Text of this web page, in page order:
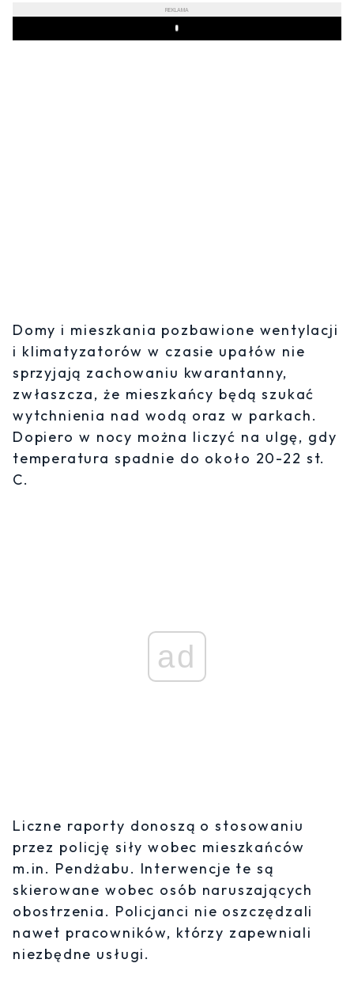
REKLAMA
Play
Domy i mieszkania pozbawione wentylacji
i klimatyzatorów w czasie upałów nie
sprzyjają zachowaniu kwarantanny,
zwłaszcza, że mieszkańcy będą szukać
wytchnienia nad wodą oraz w parkach.
Dopiero w nocy można liczyć na ulgę, gdy
temperatura spadnie do około 20-22 st.
C.
ad
Liczne raporty donoszą o stosowaniu
przez policję siły wobec mieszkańców
m.in. Pendżabu. Interwencje te są
skierowane wobec osób naruszających
obostrzenia. Policjanci nie oszczędzali
nawet pracowników, którzy zapewniali
niezbędne usługi.